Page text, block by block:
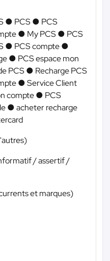
● PCS ● PCS
● My PCS ● PCS
● PCS compte ●
● PCS espace mon
PCS ● Recharge PCS
● Service Client
compte ● PCS
● acheter recharge
/ assertif /
et marques)